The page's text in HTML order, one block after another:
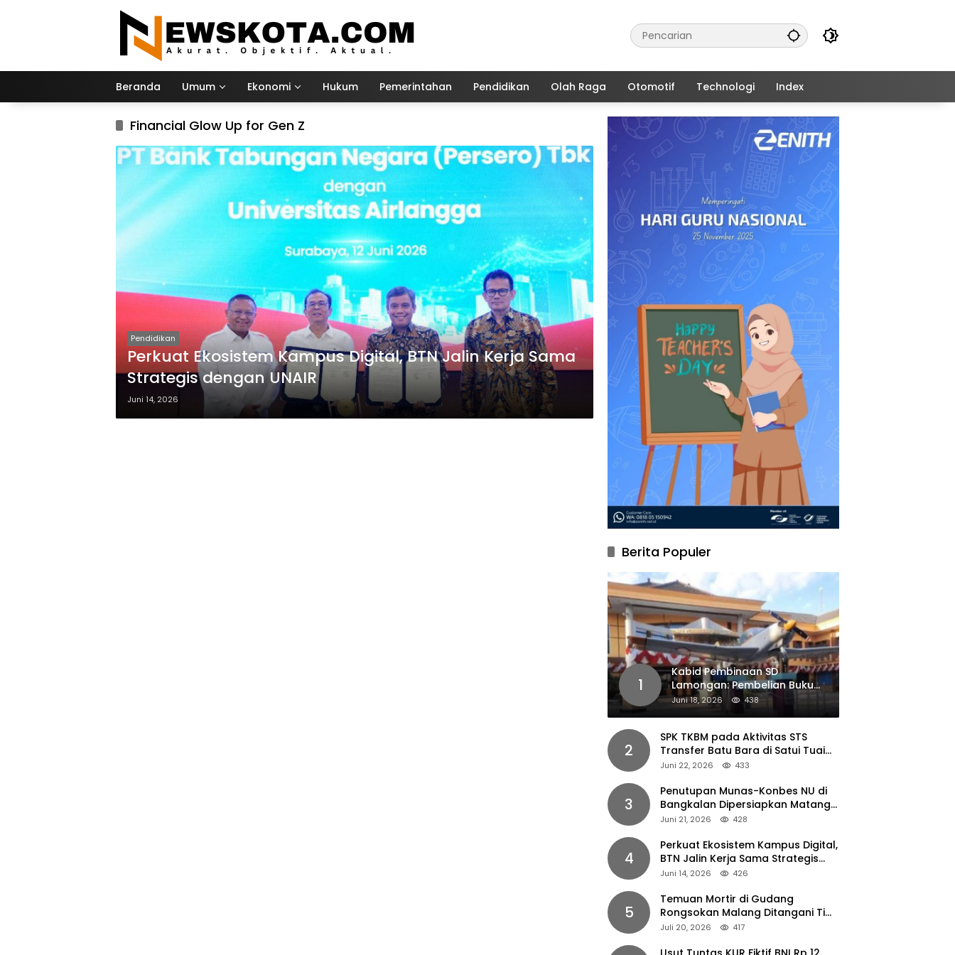
Beranda Umum Ekonomi Hukum Pemerintahan Pendidikan Olah Raga Otomotif Technologi Index
Financial Glow Up for Gen Z
Pendidikan
Perkuat Ekosistem Kampus Digital, BTN Jalin Kerja Sama
Strategis dengan UNAIR
Juni 14, 2026
Berita Populer
1
Kabid Pembinaan SD
Lamongan: Pembelian Buku
Pendamping Tidak Boleh
Dipaksakan
Juni 18, 2026 438
2
SPK TKBM pada Aktivitas STS
Transfer Batu Bara di Satui Tuai
Sorotan
Juni 22, 2026 433
3
Penutupan Munas-Konbes NU di
Bangkalan Dipersiapkan Matang,
Gus Ipul Turun Tangan
Juni 21, 2026 428
4
Perkuat Ekosistem Kampus Digital,
BTN Jalin Kerja Sama Strategis
dengan UNAIR
Juni 14, 2026 426
5
Temuan Mortir di Gudang
Rongsokan Malang Ditangani Tim
Gegana Polda Jatim
Juli 20, 2026 417